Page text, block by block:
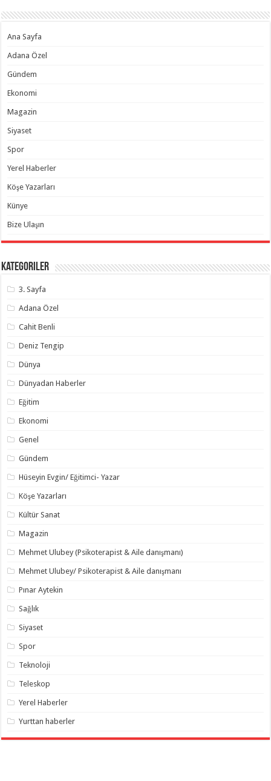
Ana Sayfa
Adana Özel
Gündem
Ekonomi
Magazin
Siyaset
Spor
Yerel Haberler
Köşe Yazarları
Künye
Bize Ulaşın
Kategoriler
3. Sayfa
Adana Özel
Cahit Benli
Deniz Tengip
Dünya
Dünyadan Haberler
Eğitim
Ekonomi
Genel
Gündem
Hüseyin Evgin/ Eğitimci- Yazar
Köşe Yazarları
Kültür Sanat
Magazin
Mehmet Ulubey (Psikoterapist & Aile danışmanı)
Mehmet Ulubey/ Psikoterapist & Aile danışmanı
Pınar Aytekin
Sağlık
Siyaset
Spor
Teknoloji
Teleskop
Yerel Haberler
Yurttan haberler